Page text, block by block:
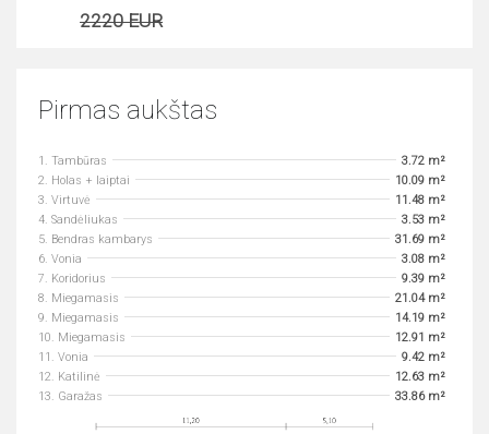
2220 EUR
Pirmas aukštas
1. Tambūras
3.72 m²
2. Holas + laiptai
10.09 m²
3. Virtuvė
11.48 m²
4. Sandėliukas
3.53 m²
5. Bendras kambarys
31.69 m²
6. Vonia
3.08 m²
7. Koridorius
9.39 m²
8. Miegamasis
21.04 m²
9. Miegamasis
14.19 m²
10. Miegamasis
12.91 m²
11. Vonia
9.42 m²
12. Katilinė
12.63 m²
13. Garažas
33.86 m²